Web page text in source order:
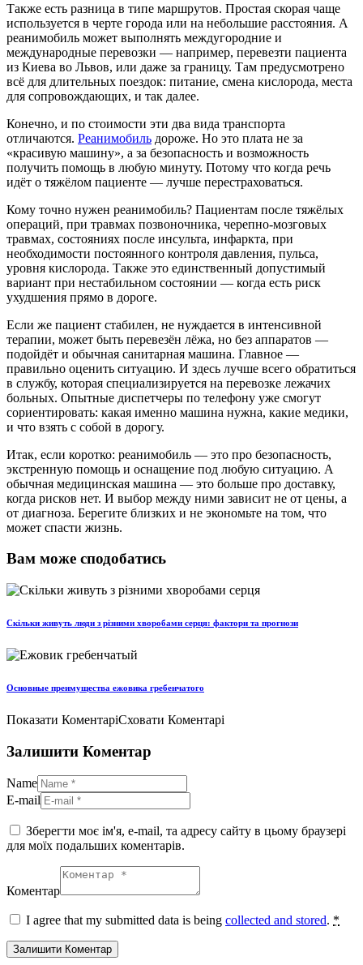
Также есть разница в типе маршрутов. Простая скорая чаще
используется в черте города или на небольшие расстояния. А
реанимобиль может выполнять междугородние и
международные перевозки — например, перевезти пациента
из Киева во Львов, или даже за границу. Там предусмотрено
всё для длительных поездок: питание, смена кислорода, места
для сопровождающих, и так далее.
Конечно, и по стоимости эти два вида транспорта
отличаются. Реанимобиль дороже. Но это плата не за
«красивую машину», а за безопасность и возможность
получить помощь в любую минуту. Потому что когда речь
идёт о тяжёлом пациенте — лучше перестраховаться.
Кому точно нужен реанимобиль? Пациентам после тяжёлых
операций, при травмах позвоночника, черепно-мозговых
травмах, состояниях после инсульта, инфаркта, при
необходимости постоянного контроля давления, пульса,
уровня кислорода. Также это единственный допустимый
вариант при нестабильном состоянии — когда есть риск
ухудшения прямо в дороге.
Если же пациент стабилен, не нуждается в интенсивной
терапии, может быть перевезён лёжа, но без аппаратов —
подойдёт и обычная санитарная машина. Главное —
правильно оценить ситуацию. И здесь лучше всего обратиться
в службу, которая специализируется на перевозке лежачих
больных. Опытные диспетчеры по телефону уже смогут
сориентировать: какая именно машина нужна, какие медики,
и что взять с собой в дорогу.
Итак, если коротко: реанимобиль — это про безопасность,
экстренную помощь и оснащение под любую ситуацию. А
обычная медицинская машина — это больше про доставку,
когда рисков нет. И выбор между ними зависит не от цены, а
от диагноза. Берегите близких и не экономьте на том, что
может спасти жизнь.
Вам може сподобатись
Скільки живуть люди з різними хворобами серця: фактори та прогнози
Основные преимущества ежовика гребенчатого
Показати КоментаріСховати Коментарі
Залишити Коментар
Name
E-mail
Зберегти моє ім'я, e-mail, та адресу сайту в цьому браузері
для моїх подальших коментарів.
Коментар
I agree that my submitted data is being collected and stored. *